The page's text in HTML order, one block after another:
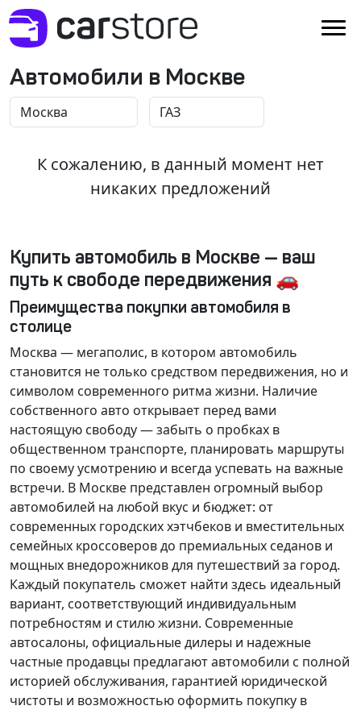
Автомобили в Москве
К сожалению, в данный момент нет
никаких предложений
Купить автомобиль в Москве — ваш
путь к свободе передвижения 🚗
Преимущества покупки автомобиля в
столице
Москва — мегаполис, в котором автомобиль
становится не только средством передвижения, но и
символом современного ритма жизни. Наличие
собственного авто открывает перед вами
настоящую свободу — забыть о пробках в
общественном транспорте, планировать маршруты
по своему усмотрению и всегда успевать на важные
встречи. В Москве представлен огромный выбор
автомобилей на любой вкус и бюджет: от
современных городских хэтчбеков и вместительных
семейных кроссоверов до премиальных седанов и
мощных внедорожников для путешествий за город.
Каждый покупатель сможет найти здесь идеальный
вариант, соответствующий индивидуальным
потребностям и стилю жизни. Современные
автосалоны, официальные дилеры и надежные
частные продавцы предлагают автомобили с полной
историей обслуживания, гарантией юридической
чистоты и возможностью оформить покупку в